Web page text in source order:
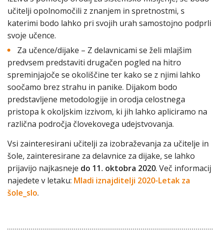
učitelji opolnomočili z znanjem in spretnostmi, s
katerimi bodo lahko pri svojih urah samostojno podprli
svoje učence.
Za učence/dijake – Z delavnicami se želi mlajšim
predvsem predstaviti drugačen pogled na hitro
spreminjajoče se okoliščine ter kako se z njimi lahko
soočamo brez strahu in panike. Dijakom bodo
predstavljene metodologije in orodja celostnega
pristopa k okoljskim izzivom, ki jih lahko apliciramo na
različna področja človekovega udejstvovanja.
Vsi zainteresirani učitelji za izobraževanja za učitelje in
šole, zainteresirane za delavnice za dijake, se lahko
prijavijo najkasneje do 11. oktobra 2020. Več informacij
najedete v letaku: Mladi iznajditelji 2020-Letak za
šole_slo.